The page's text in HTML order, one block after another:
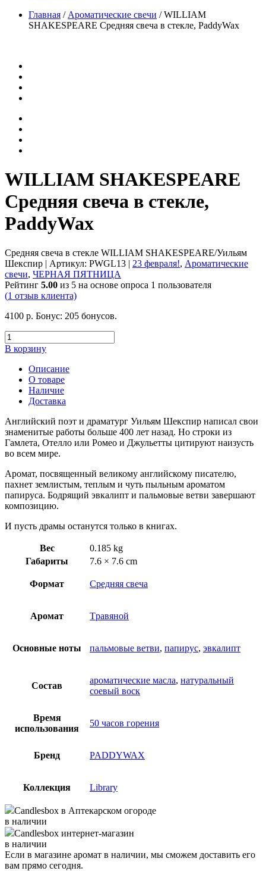
Главная / Ароматические свечи /WILLIAM
SHAKESPEARE Средняя свеча в стекле, PaddyWax
WILLIAM SHAKESPEARE
Средняя свеча в стекле,
PaddyWax
Средняя свеча в стекле WILLIAM SHAKESPEARE/Уильям
Шекспир | Артикул: PWGL13 | 23 февраля!, Ароматические
свечи, ЧЕРНАЯ ПЯТНИЦА
Рейтинг 5.00 из 5 на основе опроса 1 пользователя
(1 отзыв клиента)
4100 р. Бонус: 205 бонусов.
В корзину
Описание
О товаре
Наличие
Доставка
Английский поэт и драматург Уильям Шекспир написал свои
знаменитые работы больше 400 лет назад. Но строки из
Гамлета, Отелло или Ромео и Джульетты цитируют наизусть
во всем мире.
Аромат, посвященный великому английскому писателю,
пахнет землистым, теплым и чуть пыльным ароматом
папируса. Бодрящий эвкалипт и пальмовые ветви завершают
композицию.
И пусть драмы останутся только в книгах.
Вес
0.185 kg
Габариты
7.6 × 7.6 cm
Формат Средняя свеча
Аромат Tравяной
Основные ноты пальмовые ветви, папирус, эвкалипт
Состав
ароматические масла, натуральный
соевый воск
Время
использования
50 часов горения
Бренд PADDYWAX
Коллекция Library
Candlesbox в Аптекарском огороде
в наличии
Candlesbox интернет-магазин
в наличии
Если в магазине аромат в наличии, мы сможем доставить его
вам прямо сегодня.